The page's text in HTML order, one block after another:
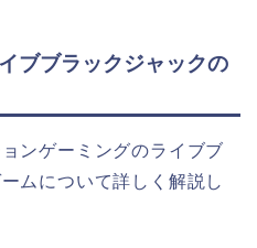
ブブラックジャックの
ンゲーミングのライブブ
ムについて詳しく解説し